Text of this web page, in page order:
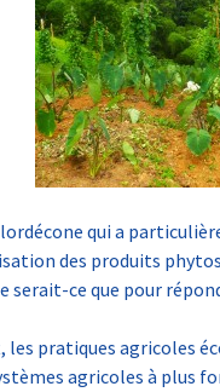
qui a
des produits
serait-ce que pour
pratiques agricoles
agricoles à plus